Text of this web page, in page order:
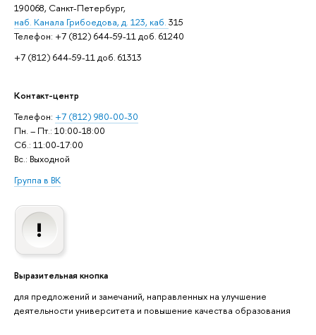
190068, Санкт-Петербург,
наб. Канала Грибоедова, д. 123, каб. 315
Телефон: +7 (812) 644-59-11 доб. 61240
+7 (812) 644-59-11 доб. 61313
Контакт-центр
Телефон: +7 (812) 980-00-30
Пн. – Пт.: 10:00-18:00
Сб.: 11:00-17:00
Вс.: Выходной
Группа в ВК
Выразительная кнопка
для предложений и замечаний, направленных на улучшение
деятельности университета и повышение качества образования